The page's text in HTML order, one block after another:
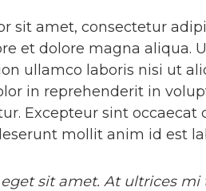
sit amet, consectetur
et dolore magna aliqua.
ullamco laboris nisi ut
in reprehenderit in
Excepteur sint
mollit anim id est
sit amet. At ultrices